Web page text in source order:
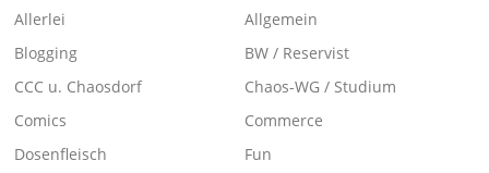
Allerlei
Allgemein
Blogging
BW / Reservist
CCC u. Chaosdorf
Chaos-WG / Studium
Comics
Commerce
Dosenfleisch
Fun